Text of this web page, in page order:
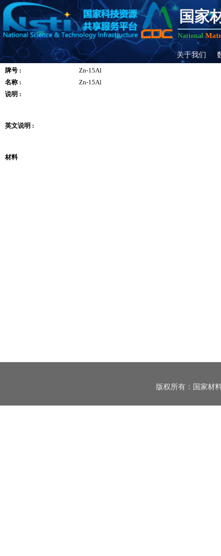
国家
National
关于我们
牌号 :
Zn-15Al
名称 :
Zn-15Al
说明 :
英文说明 :
材料
版权所有：国家材